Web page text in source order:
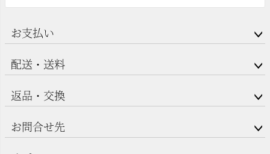
お支払い
配送・送料
返品・交換
お問合せ先